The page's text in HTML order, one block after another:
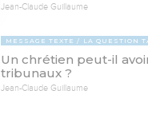
Jean-Claude Guillaume
MESSAGE TEXTE LA QUESTION
Un chrétien peut-il
tribunaux ?
Jean-Claude Guillaume